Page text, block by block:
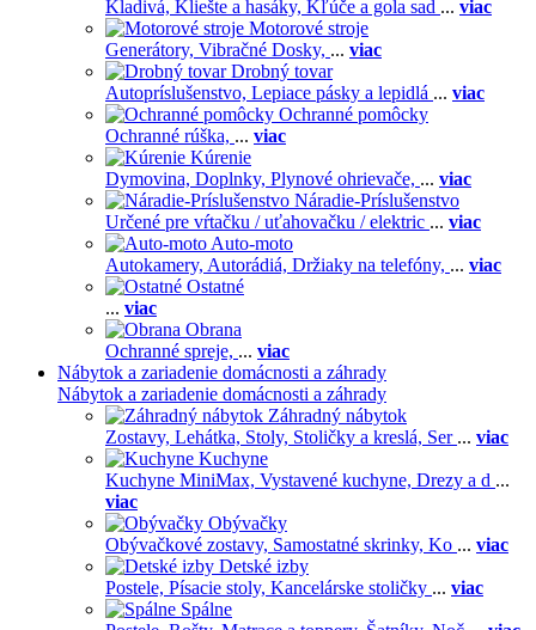
Kladivá, Kliešte a hasáky, Kľúče a gola sad ... viac
Motorové stroje
Generátory, Vibračné Dosky, ... viac
Drobný tovar
Autopríslušenstvo, Lepiace pásky a lepidlá ... viac
Ochranné pomôcky
Ochranné rúška, ... viac
Kúrenie
Dymovina, Doplnky, Plynové ohrievače, ... viac
Náradie-Príslušenstvo
Určené pre vŕtačku / uťahovačku / elektric ... viac
Auto-moto
Autokamery, Autorádiá, Držiaky na telefóny, ... viac
Ostatné
... viac
Obrana
Ochranné spreje, ... viac
Nábytok a zariadenie domácnosti a záhrady
Nábytok a zariadenie domácnosti a záhrady
Záhradný nábytok
Zostavy, Lehátka, Stoly, Stoličky a kreslá, Ser ... viac
Kuchyne
Kuchyne MiniMax, Vystavené kuchyne, Drezy a d ...
viac
Obývačky
Obývačkové zostavy, Samostatné skrinky, Ko ... viac
Detské izby
Postele, Písacie stoly, Kancelárske stoličky ... viac
Spálne